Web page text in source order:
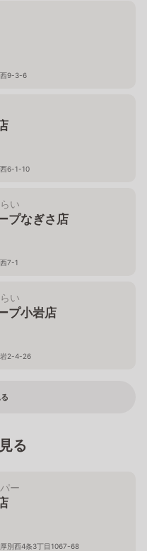
西9-3-6
6-1-10
い
プなぎさ店
7-1
い
プ小岩店
岩2-4-26
る
ー
別西4条3丁目1067-68